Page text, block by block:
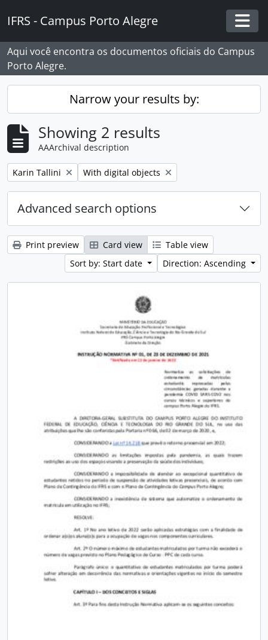
IFRS - Campus Porto Alegre
Aqui você encontra os documentos oficiais do Campus
Porto Alegre.
Narrow your results by:
Showing 2 results
AAArchival description
Remove filter:
Karin Tallini Remove filter:
With digital objects
Advanced search options
Print preview Card view
Table view
Sort by: Start date
Direction: Ascending